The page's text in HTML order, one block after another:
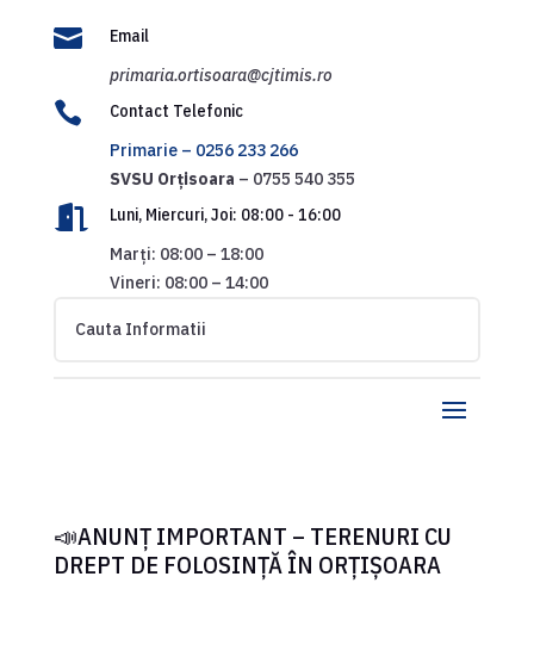

Email
primaria.ortisoara@cjtimis.ro

Contact Telefonic
Primarie – 0256 233 266
SVSU Orțisoara – 0755 540 355

Luni, Miercuri, Joi: 08:00 - 16:00
Marți: 08:00 – 18:00
Vineri: 08:00 – 14:00
📣ANUNȚ IMPORTANT – TERENURI CU
DREPT DE FOLOSINȚĂ ÎN ORȚIȘOARA